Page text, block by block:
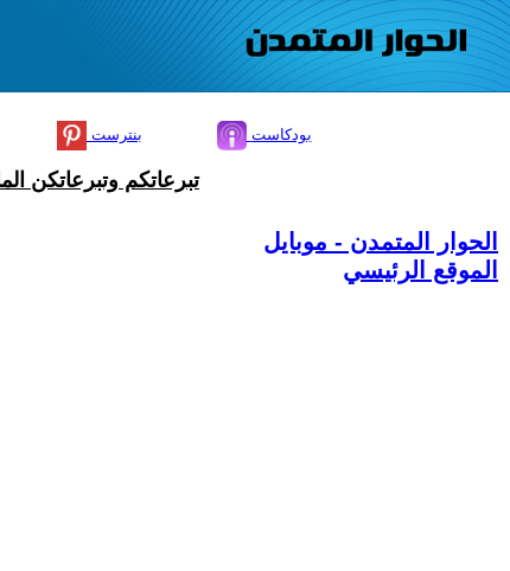
بنترست بودكاست
تبرعاتكم وتبرعاتكن
الحوار المتمدن - موبايل
الموقع الرئيسي